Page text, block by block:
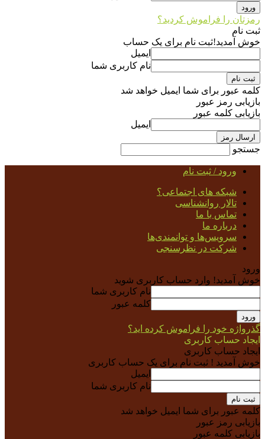
رمزتان را فراموش کردید؟
ثبت نام
خوش آمدید!ثبت نام برای یک حساب
ایمیل
نام کاربری شما
کلمه عبور برای شما ایمیل خواهد شد
بازیابی رمز عبور
بازیابی کلمه عبور
ایمیل
جستجو
ورود / ثبت نام
شبکه های اجتماعی؟
تالار روانشناسی
تماس با ما
درباره ما
سرویس‌ها و توانمندی‌ها
شرکت در نظرسنجی
ورود
خوش آمدید! وارد حساب کاربری شوید
نام کاربری شما
کلمه عبور
گذرواژه خود را فراموش کرده اید؟
ایجاد حساب کاربری
ایجاد حساب کاربری
خوش آمدید ! ثبت نام برای یک حساب کاربری
ایمیل
نام کاربری شما
کلمه عبور برای شما ایمیل خواهد شد
بازیابی رمز عبور
بازیابی کلمه عبور